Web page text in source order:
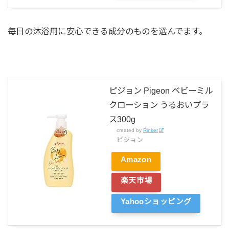
毎日の沐浴用に安心できる成分のものを選んでます。
ピジョン Pigeon ベビーミル
クローション うるおいプラ
ス300g
created by Rinker
ピジョン
Amazon
楽天市場
Yahooショッピング